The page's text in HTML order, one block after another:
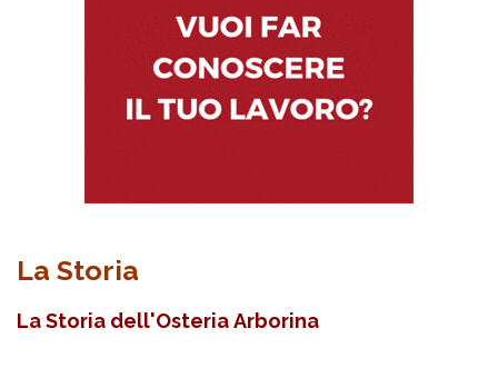
La Storia
La Storia dell'Osteria Arborina